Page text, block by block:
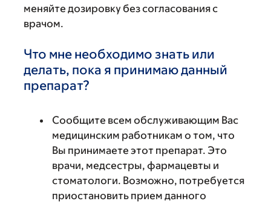
меняйте дозировку без согласования с
врачом.
Что мне необходимо знать или
делать, пока я принимаю данный
препарат?
Сообщите всем обслуживающим Вас
медицинским работникам о том, что
Вы принимаете этот препарат. Это
врачи, медсестры, фармацевты и
стоматологи. Возможно, потребуется
приостановить прием данного